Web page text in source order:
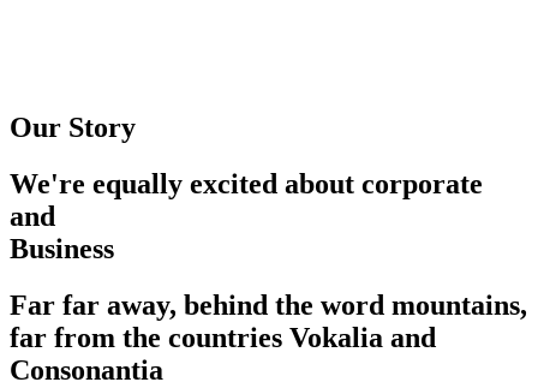
Our Story
We're equally excited about corporate
and
Business
Far far away, behind the word mountains,
far from the countries Vokalia and
Consonantia